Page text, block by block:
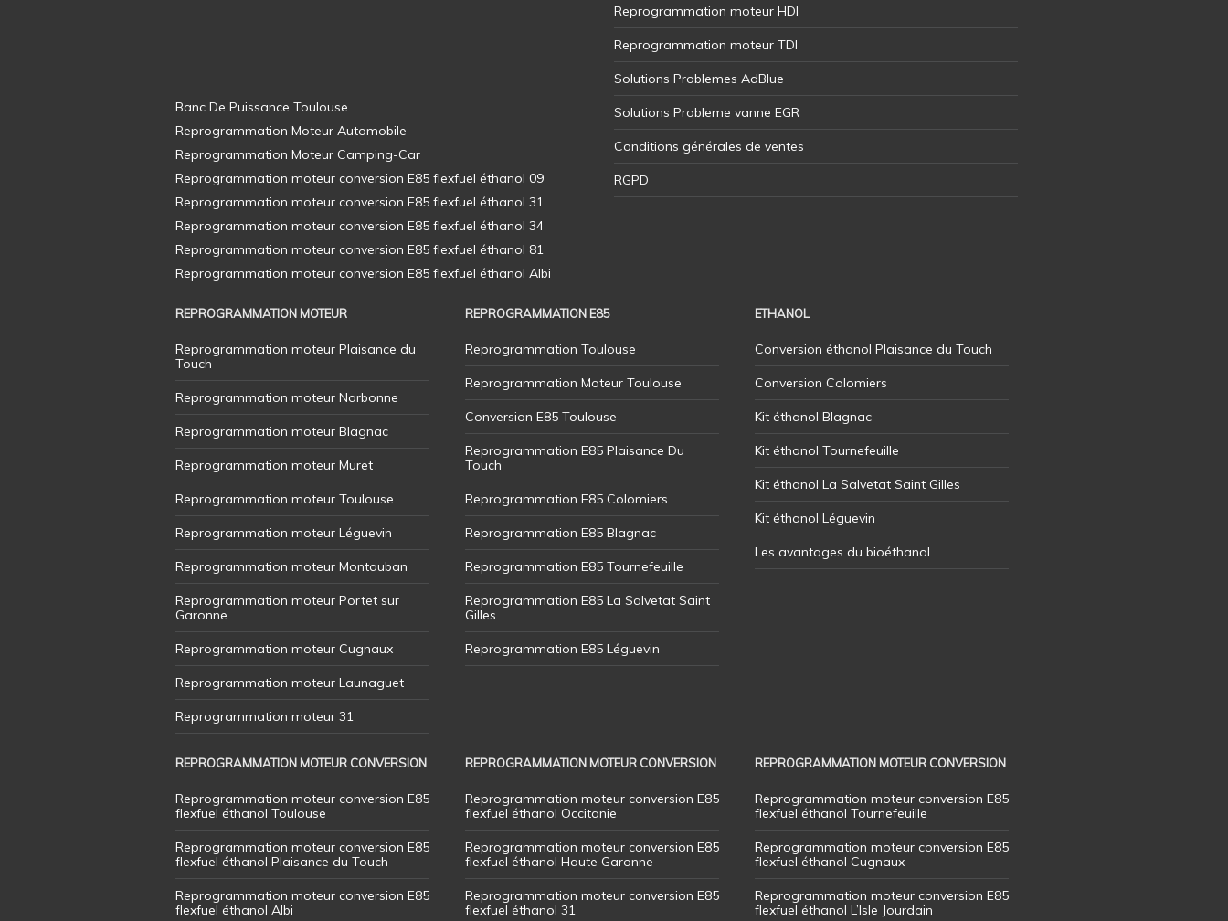
Reprogrammation moteur HDI
Reprogrammation moteur TDI
Solutions Problemes AdBlue
Solutions Probleme vanne EGR
Conditions générales de ventes
RGPD
REPROGRAMMATION MOTEUR
Reprogrammation moteur Plaisance du
Touch
Reprogrammation moteur Narbonne
Reprogrammation moteur Blagnac
Reprogrammation moteur Muret
Reprogrammation moteur Toulouse
Reprogrammation moteur Léguevin
Reprogrammation moteur Montauban
Reprogrammation moteur Portet sur
Garonne
Reprogrammation moteur Cugnaux
Reprogrammation moteur Launaguet
Reprogrammation moteur 31
REPROGRAMMATION E85
Reprogrammation Toulouse
Reprogrammation Moteur Toulouse
Conversion E85 Toulouse
Reprogrammation E85 Plaisance Du
Touch
Reprogrammation E85 Colomiers
Reprogrammation E85 Blagnac
Reprogrammation E85 Tournefeuille
Reprogrammation E85 La Salvetat Saint
Gilles
Reprogrammation E85 Léguevin
ETHANOL
Conversion éthanol Plaisance du Touch
Conversion Colomiers
Kit éthanol Blagnac
Kit éthanol Tournefeuille
Kit éthanol La Salvetat Saint Gilles
Kit éthanol Léguevin
Les avantages du bioéthanol
REPROGRAMMATION MOTEUR CONVERSION
Reprogrammation moteur conversion E85
flexfuel éthanol Toulouse
Reprogrammation moteur conversion E85
flexfuel éthanol Plaisance du Touch
Reprogrammation moteur conversion E85
flexfuel éthanol Albi
REPROGRAMMATION MOTEUR CONVERSION
Reprogrammation moteur conversion E85
flexfuel éthanol Occitanie
Reprogrammation moteur conversion E85
flexfuel éthanol Haute Garonne
Reprogrammation moteur conversion E85
flexfuel éthanol 31
REPROGRAMMATION MOTEUR CONVERSION
Reprogrammation moteur conversion E85
flexfuel éthanol Tournefeuille
Reprogrammation moteur conversion E85
flexfuel éthanol Cugnaux
Reprogrammation moteur conversion E85
flexfuel éthanol L’Isle Jourdain
Banc De Puissance Toulouse
Reprogrammation Moteur Automobile
Reprogrammation Moteur Camping-Car
Reprogrammation moteur conversion E85 flexfuel éthanol 09
Reprogrammation moteur conversion E85 flexfuel éthanol 31
Reprogrammation moteur conversion E85 flexfuel éthanol 34
Reprogrammation moteur conversion E85 flexfuel éthanol 81
Reprogrammation moteur conversion E85 flexfuel éthanol Albi